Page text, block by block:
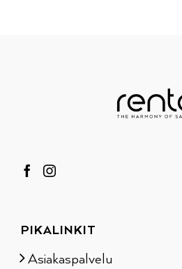
PIKALINKIT
Asiakaspalvelu